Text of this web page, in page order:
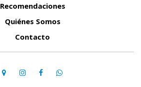
Recomendaciones
Quiénes Somos
Contacto